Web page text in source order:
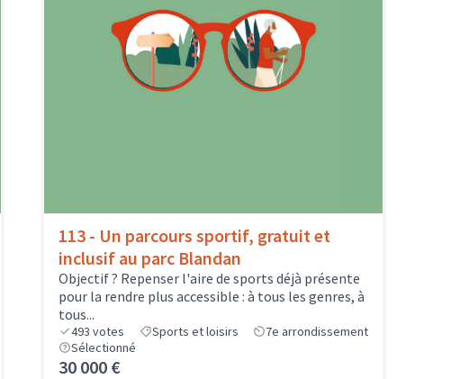
113 - Un parcours sportif, gratuit et
inclusif au parc Blandan
Objectif ? Repenser l'aire de sports déjà présente
pour la rendre plus accessible : à tous les genres, à
tous...
493 votes Sports et loisirs
7e arrondissement
Sélectionné
30 000 €